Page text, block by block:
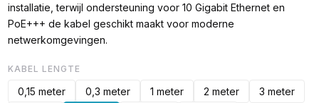
installatie, terwijl ondersteuning voor 10 Gigabit Ethernet en
PoE+++ de kabel geschikt maakt voor moderne
netwerkomgevingen.
KABEL LENGTE
0,15 meter 0,3 meter 1 meter 2 meter
3 meter